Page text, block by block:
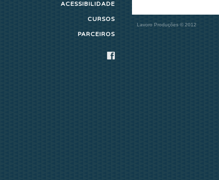
ACESSIBILIDADE
CURSOS
PARCEIROS
Lavoro Produções © 2012